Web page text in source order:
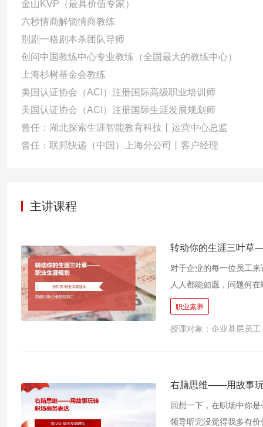
金山KVP（最具价值专家）
六秒情商解锁情商教练
别剧一格剧本杀团队导师
创问中国教练中心专业教练（全国最大的教练中心）
上海杉树基金会教练
美国认证协会（ACI）注册国际高级职业培训师
美国认证协会（ACI）注册国际生涯发展规划师
曾任：湖北探索生涯智能教育科技丨运营中心总监
曾任：联邦快递（中国）上海分公司丨客户经理
主讲课程
转动你的生涯三叶草
对于企业的每一位员工
人人都能如愿，问题何
惑，他们往往不知道自
内外障碍、激发内心潜
重新审视和评估的能力
感和满足感。
职业素养
授课对象：企业基层员工
右脑思维——用故事
回想一下，在职场中你
领导听完没觉得我多有